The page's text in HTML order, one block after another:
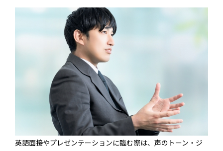
英語面接やプレゼンテーションに臨む際は、声のトーン・ジ